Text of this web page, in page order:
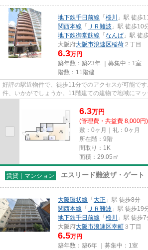
地下鉄千日前線 「 桜川
」駅 徒歩
関西本線 「 ＪＲ難波 」駅 徒歩10
地下鉄御堂筋線 「 なんば 」駅 徒
大阪府大阪市浪速区稲荷 ２丁目
6.3万円
築年数：築23年 ｜募集中： 1室
階数：11階建
好評の駅近物件で、徒歩11分でのアクセスが可能で
件、いかがでしょうか。11階建ての建物で地域にマ
6.3万円
(管理費・共益費 8,000円)
敷：0ヶ月｜礼：0ヶ月
所在階：9階
間取り：1K
面積：29.05㎡
賃貸｜マンション エスリード難波ザ・ゲート
大阪環状線 「 大正 」駅 徒歩8分
関西本線 「 ＪＲ難波 」駅 徒歩19
地下鉄千日前線 「 桜川
」駅 徒歩7
大阪府大阪市浪速区幸町 ３丁目
6.5万円
築年数：築6年 ｜募集中： 1室